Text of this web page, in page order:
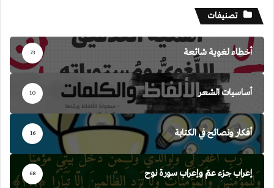
تصنيفات
أخطاء لغوية شائعة 73
أساسيات الشعر 10
أفكار ونصائح في الكتابة 16
إعراب جزء عمّ وإعراب سورة نوح 68